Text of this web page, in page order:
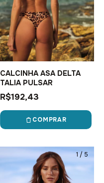
CALCINHA ASA DELTA
TALIA PULSAR
R$192,43
COMPRAR
1/ 5